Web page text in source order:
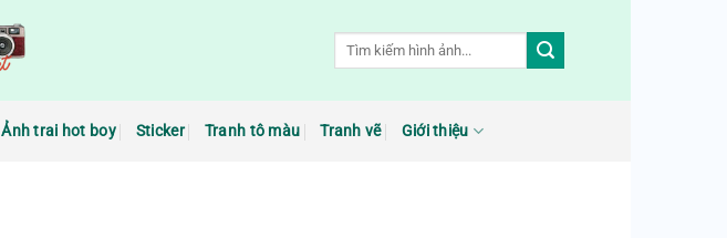
Ảnh trai hot boy Sticker Tranh tô màu Tranh vẽ Giới thiệu